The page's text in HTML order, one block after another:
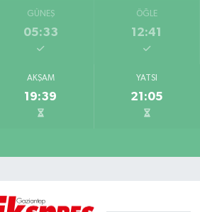
GÜNEŞ
05:33
ÖĞLE
12:41
AKŞAM
19:39
YATSI
21:05